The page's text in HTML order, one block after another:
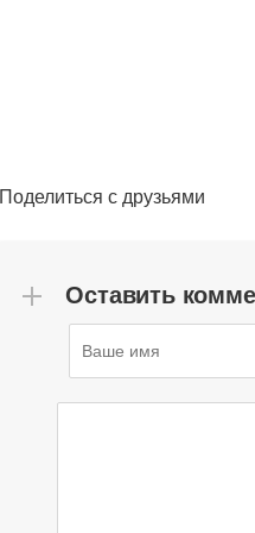
Поделиться с друзьями
Оставить